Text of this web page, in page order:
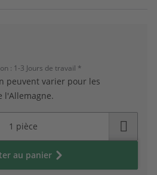
: 1-3 Jours de travail *
peuvent varier pour les
l'Allemagne.
au panier